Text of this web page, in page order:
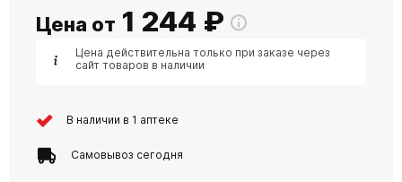
Цена от 1 244 ₽
Цена действительна только при заказе через
сайт товаров в наличии
В наличии в 1 аптеке
Самовывоз сегодня